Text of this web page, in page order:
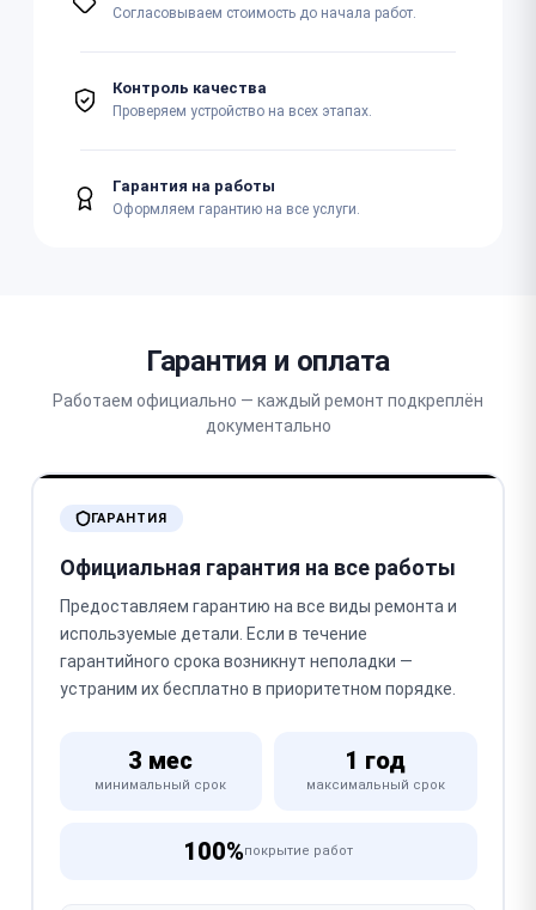
Согласовываем стоимость до начала работ.
Контроль качества
Проверяем устройство на всех этапах.
Гарантия на работы
Оформляем гарантию на все услуги.
Гарантия и оплата
Работаем официально — каждый ремонт подкреплён
документально
ГАРАНТИЯ
Официальная гарантия на все работы
Предоставляем гарантию на все виды ремонта и
используемые детали. Если в течение
гарантийного срока возникнут неполадки —
устраним их бесплатно в приоритетном порядке.
3 мес
минимальный срок
1 год
максимальный срок
100%покрытие работ